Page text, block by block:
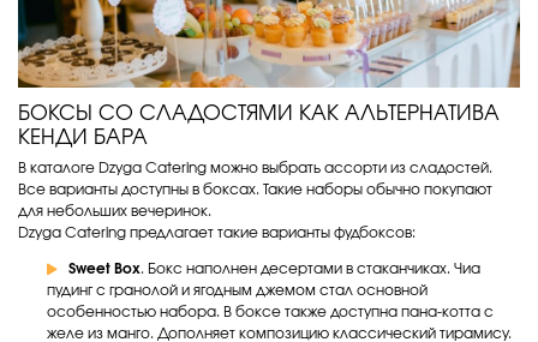
БОКСЫ СО СЛАДОСТЯМИ КАК АЛЬТЕРНАТИВА
КЕНДИ БАРА
В каталоге Dzyga Catering можно выбрать ассорти из сладостей.
Все варианты доступны в боксах. Такие наборы обычно покупают
для небольших вечеринок.
Dzyga Catering предлагает такие варианты фудбоксов:
Sweet Box. Бокс наполнен десертами в стаканчиках. Чиа
пудинг с гранолой и ягодным джемом стал основной
особенностью набора. В боксе также доступна пана-котта с
желе из манго. Дополняет композицию классический тирамису.